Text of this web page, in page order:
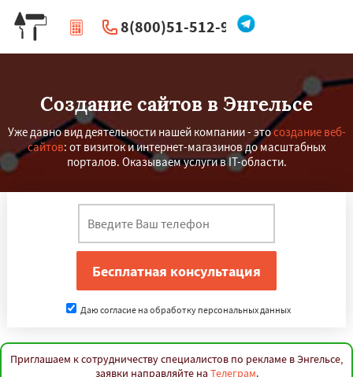
8(800)51-512-96
| Перезвоните мне
Создание сайтов в Энгельсе
Уже давно вид деятельности нашей компании - этосоздание веб-
сайтов: от визиток и интернет-магазинов до масштабных
порталов. Оказываем услуги в IT-области.
Даю согласие на обработку персональных данных
Приглашаем к сотрудничеству специалистов по рекламе в Энгельсе,
заявки направляйте на Телеграм.